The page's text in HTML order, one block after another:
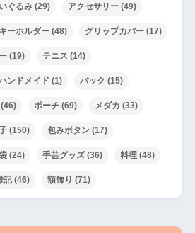
ぐるみ(29) アクセサリー(49)
キーホルダー(48) グリップカバー(17)
(19) テニス (14)
ンドメイド (1) バック (15)
ポーチ(69) メダカ (33)
(150) 包みボタン(17)
(24) 手芸グッズ(36) 料理(48)
記(46) 額飾り (71)